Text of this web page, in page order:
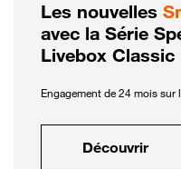
Les nouvelles
avec la Série
Livebox Classic
Engagement de 24 mois sur
Découvrir